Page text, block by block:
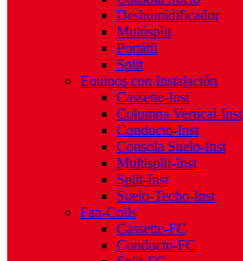
Deshumidificador
Multisplit
Portátil
Split
Equipos con Instalación
Cassette-Inst
Columna Vertical-Inst
Conducto-Inst
Consola Suelo-Inst
Multisplit-Inst
Split-Inst
Suelo-Techo-Inst
Fan-Coils
Cassette-FC
Conducto-FC